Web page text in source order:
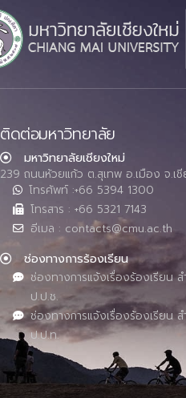
ติดต่อมหาวิทยาลัย
มหาวิทยาลัยเชียงใหม่
239 ถนนห้วยแก้ว ต.สุเทพ อ.เมือง จ.เ
โทรศัพท์ :+66 5394 1300
โทรสาร : +66 5321 7143
อีเมล : contacts@cmu.ac.th
ช่องทางการร้องเรียน
ช่องทางการแจ้งเรื่องร้องเรียน
ป.ป.ช.
ช่องทางการแจ้งเรื่องร้องเรียน
ป.ป.ท.